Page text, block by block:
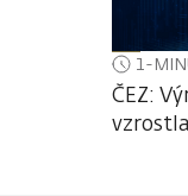
1-
ČEZ: